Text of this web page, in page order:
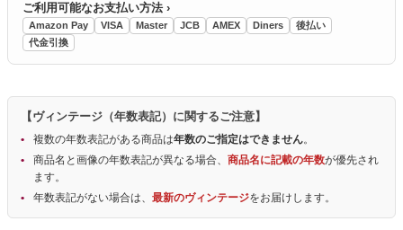
ご利用可能なお支払い方法 ›
Amazon Pay VISA Master JCB AMEX Diners
後払い
代金引換
【ヴィンテージ（年数表記）に関するご注意】
複数の年数表記がある商品は年数のご指定はできません。
商品名と画像の年数表記が異なる場合、 商品名に記載の年数が優先され
ます。
年数表記がない場合は、 最新のヴィンテージをお届けします。